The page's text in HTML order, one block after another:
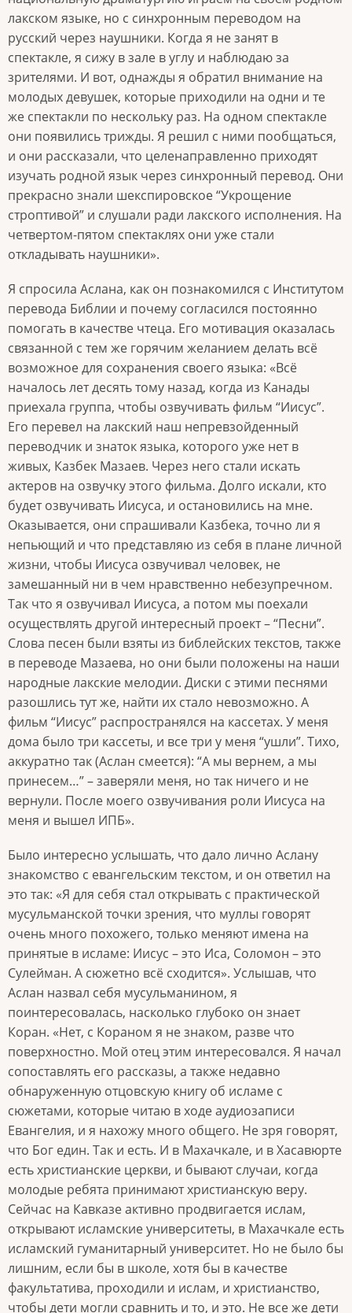
лакском языке, но с синхронным переводом на
русский через наушники. Когда я не занят в
спектакле, я сижу в зале в углу и наблюдаю за
зрителями. И вот, однажды я обратил внимание на
молодых девушек, которые приходили на одни и те
же спектакли по нескольку раз. На одном спектакле
они появились трижды. Я решил с ними пообщаться,
и они рассказали, что целенаправленно приходят
изучать родной язык через синхронный перевод. Они
прекрасно знали шекспировское “Укрощение
строптивой” и слушали ради лакского исполнения. На
четвертом-пятом спектаклях они уже стали
откладывать наушники».
Я спросила Аслана, как он познакомился с Институтом
перевода Библии и почему согласился постоянно
помогать в качестве чтеца. Его мотивация оказалась
связанной с тем же горячим желанием делать всё
возможное для сохранения своего языка: «Всё
началось лет десять тому назад, когда из Канады
приехала группа, чтобы озвучивать фильм “Иисус”.
Его перевел на лакский наш непревзойденный
переводчик и знаток языка, которого уже нет в
живых, Казбек Мазаев. Через него стали искать
актеров на озвучку этого фильма. Долго искали, кто
будет озвучивать Иисуса, и остановились на мне.
Оказывается, они спрашивали Казбека, точно ли я
непьющий и что представляю из себя в плане личной
жизни, чтобы Иисуса озвучивал человек, не
замешанный ни в чем нравственно небезупречном.
Так что я озвучивал Иисуса, а потом мы поехали
осуществлять другой интересный проект – “Песни”.
Слова песен были взяты из библейских текстов, также
в переводе Мазаева, но они были положены на наши
народные лакские мелодии. Диски с этими песнями
разошлись тут же, найти их стало невозможно. А
фильм “Иисус” распространялся на кассетах. У меня
дома было три кассеты, и все три у меня “ушли”. Тихо,
аккуратно так (Аслан смеется): “А мы вернем, а мы
принесем…” – заверяли меня, но так ничего и не
вернули. После моего озвучивания роли Иисуса на
меня и вышел ИПБ».
Было интересно услышать, что дало лично Аслану
знакомство с евангельским текстом, и он ответил на
это так: «Я для себя стал открывать с практической
мусульманской точки зрения, что муллы говорят
очень много похожего, только меняют имена на
принятые в исламе: Иисус – это Иса, Соломон – это
Сулейман. А сюжетно всё сходится». Услышав, что
Аслан назвал себя мусульманином, я
поинтересовалась, насколько глубоко он знает
Коран. «Нет, с Кораном я не знаком, разве что
поверхностно. Мой отец этим интересовался. Я начал
сопоставлять его рассказы, а также недавно
обнаруженную отцовскую книгу об исламе с
сюжетами, которые читаю в ходе аудиозаписи
Евангелия, и я нахожу много общего. Не зря говорят,
что Бог един. Так и есть. И в Махачкале, и в Хасавюрте
есть христианские церкви, и бывают случаи, когда
молодые ребята принимают христианскую веру.
Сейчас на Кавказе активно продвигается ислам,
открывают исламские университеты, в Махачкале есть
исламский гуманитарный университет. Но не было бы
лишним, если бы в школе, хотя бы в качестве
факультатива, проходили и ислам, и христианство,
чтобы дети могли сравнить и то, и это. Не все же дети